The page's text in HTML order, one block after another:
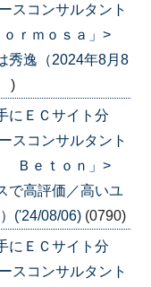
スコンサルタント
ｒｍｏｓａ」>
秀逸（2024年8月8
)
にＥＣサイト分
スコンサルタント
Ｂｅｔｏｎ」>
で高評価／高いユ
('24/08/06) (0790)
にＥＣサイト分
スコンサルタント